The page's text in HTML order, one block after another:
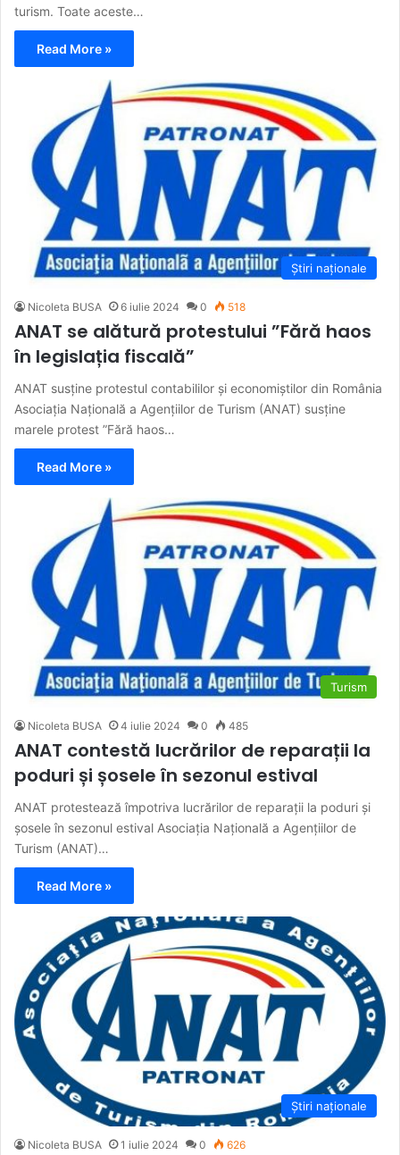
turism. Toate aceste…
Read More »
Știri naționale
Nicoleta BUSA 6 iulie 2024 0 518
ANAT se alătură protestului ”Fără haos
în legislația fiscală”
ANAT susține protestul contabililor și economiștilor din România
Asociația Națională a Agențiilor de Turism (ANAT) susține
marele protest ”Fără haos…
Read More »
Turism
Nicoleta BUSA 4 iulie 2024 0 485
ANAT contestă lucrărilor de reparații la
poduri și șosele în sezonul estival
ANAT protestează împotriva lucrărilor de reparații la poduri și
șosele în sezonul estival Asociația Națională a Agențiilor de
Turism (ANAT)…
Read More »
Știri naționale
Nicoleta BUSA 1 iulie 2024 0 626